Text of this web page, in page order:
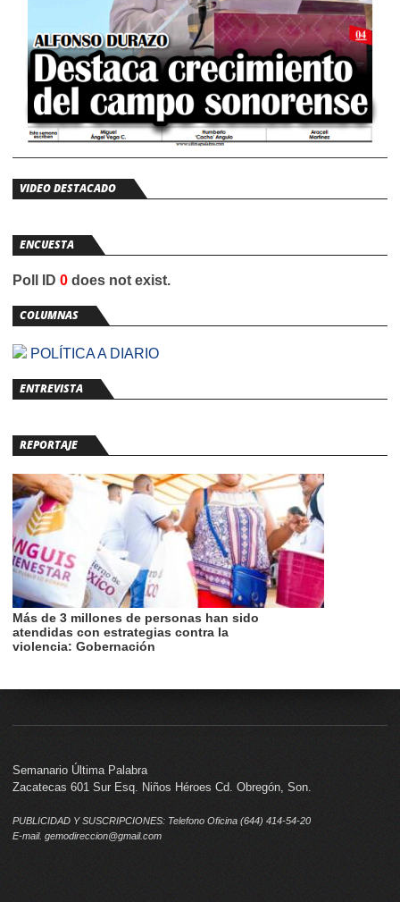
VIDEO DESTACADO
ENCUESTA
Poll ID 0 does not exist.
COLUMNAS
POLÍTICA A DIARIO
ENTREVISTA
REPORTAJE
Más de 3 millones de personas han sido
atendidas con estrategias contra la
violencia: Gobernación
Semanario Última Palabra
Zacatecas 601 Sur Esq. Niños Héroes Cd. Obregón, Son.
PUBLICIDAD Y SUSCRIPCIONES: Telefono Oficina (644) 414-54-20
E-mail. gemodireccion@gmail.com